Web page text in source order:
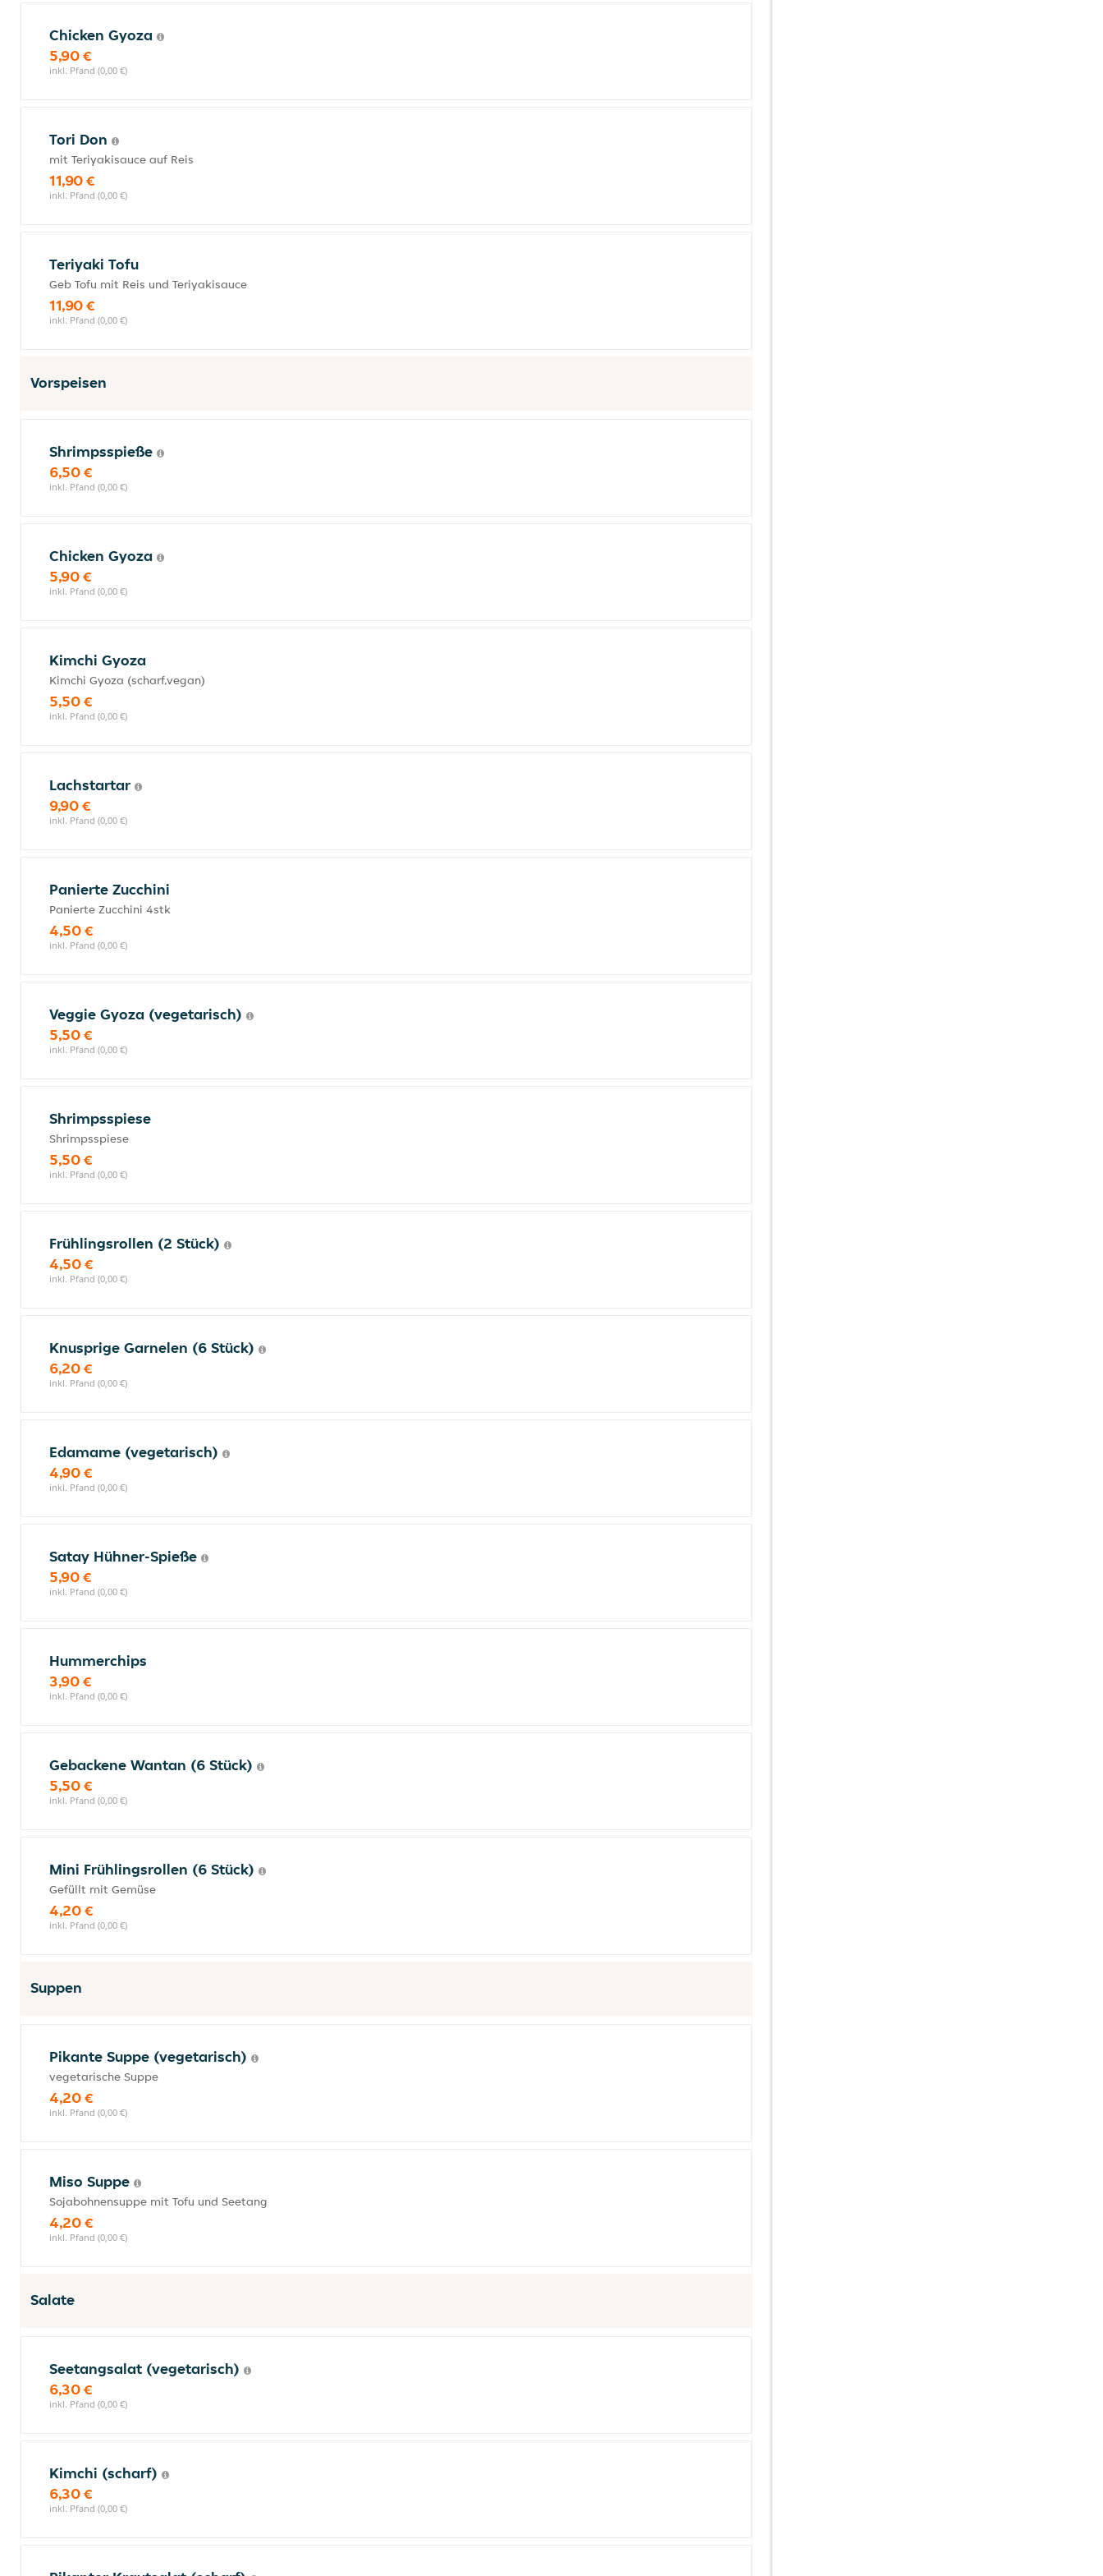
Chicken Gyoza
5,90 €
inkl. Pfand (0,00 €)
Tori Don
mit Teriyakisauce auf Reis
11,90 €
inkl. Pfand (0,00 €)
Teriyaki Tofu
Geb Tofu mit Reis und Teriyakisauce
11,90 €
inkl. Pfand (0,00 €)
Vorspeisen
Shrimpsspieße
6,50 €
inkl. Pfand (0,00 €)
Chicken Gyoza
5,90 €
inkl. Pfand (0,00 €)
Kimchi Gyoza
Kimchi Gyoza (scharf,vegan)
5,50 €
inkl. Pfand (0,00 €)
Lachstartar
9,90 €
inkl. Pfand (0,00 €)
Panierte Zucchini
Panierte Zucchini 4stk
4,50 €
inkl. Pfand (0,00 €)
Veggie Gyoza (vegetarisch)
5,50 €
inkl. Pfand (0,00 €)
Shrimpsspiese
Shrimpsspiese
5,50 €
inkl. Pfand (0,00 €)
Frühlingsrollen (2 Stück)
4,50 €
inkl. Pfand (0,00 €)
Knusprige Garnelen (6 Stück)
6,20 €
inkl. Pfand (0,00 €)
Edamame (vegetarisch)
4,90 €
inkl. Pfand (0,00 €)
Satay Hühner-Spieße
5,90 €
inkl. Pfand (0,00 €)
Hummerchips
3,90 €
inkl. Pfand (0,00 €)
Gebackene Wantan (6 Stück)
5,50 €
inkl. Pfand (0,00 €)
Mini Frühlingsrollen (6 Stück)
Gefüllt mit Gemüse
4,20 €
inkl. Pfand (0,00 €)
Suppen
Pikante Suppe (vegetarisch)
vegetarische Suppe
4,20 €
inkl. Pfand (0,00 €)
Miso Suppe
Sojabohnensuppe mit Tofu und Seetang
4,20 €
inkl. Pfand (0,00 €)
Salate
Seetangsalat (vegetarisch)
6,30 €
inkl. Pfand (0,00 €)
Kimchi (scharf)
6,30 €
inkl. Pfand (0,00 €)